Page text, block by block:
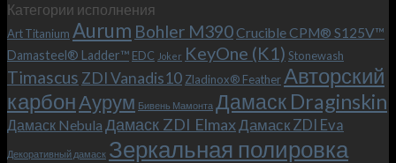
и
клипсой!
Макс
(Mad
Max),
или
как
мы
прикоснулись
к
Категории исполнения
Art Titanium Aurum Bohler M390Crucible CPM® S125V™
Damasteel® Ladder™ EDC Joker KeyOne (K1) Stonewash
Timascus ZDI Vanadis10 Zladinox® FeatherАвторский
карбонАурум Бивень Мамонта Дамаск Draginskin
Дамаск Nebula Дамаск ZDI ElmaxДамаск ZDI Eva
Декоративный дамаск Зеркальная полировка